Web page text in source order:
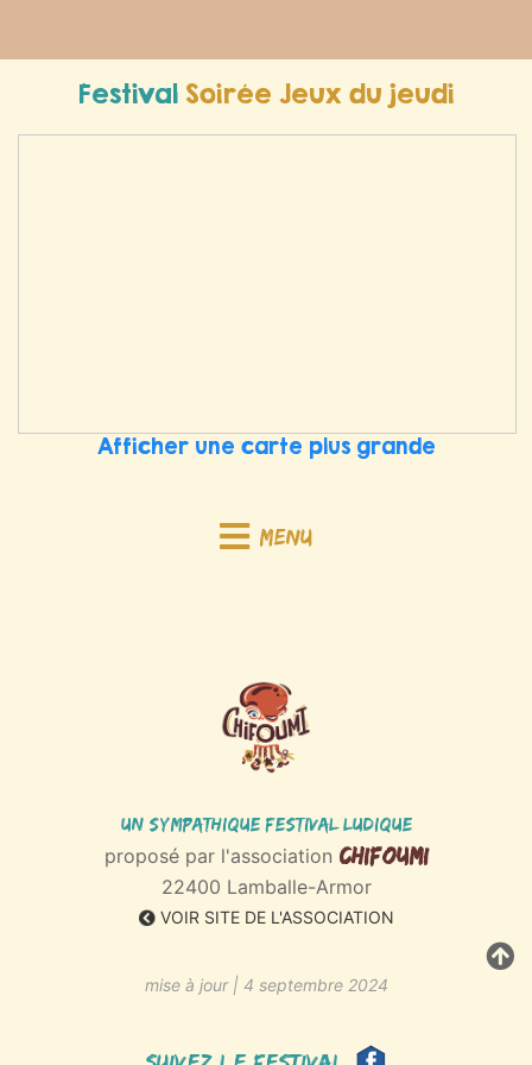
Festival Soirée Jeux du jeudi
Afficher une carte plus grande
Menu
Un sympathique Festival ludique
proposé par l'association Chifoumi
22400 Lamballe-Armor
VOIR SITE DE L'ASSOCIATION
mise à jour | 4 septembre 2024